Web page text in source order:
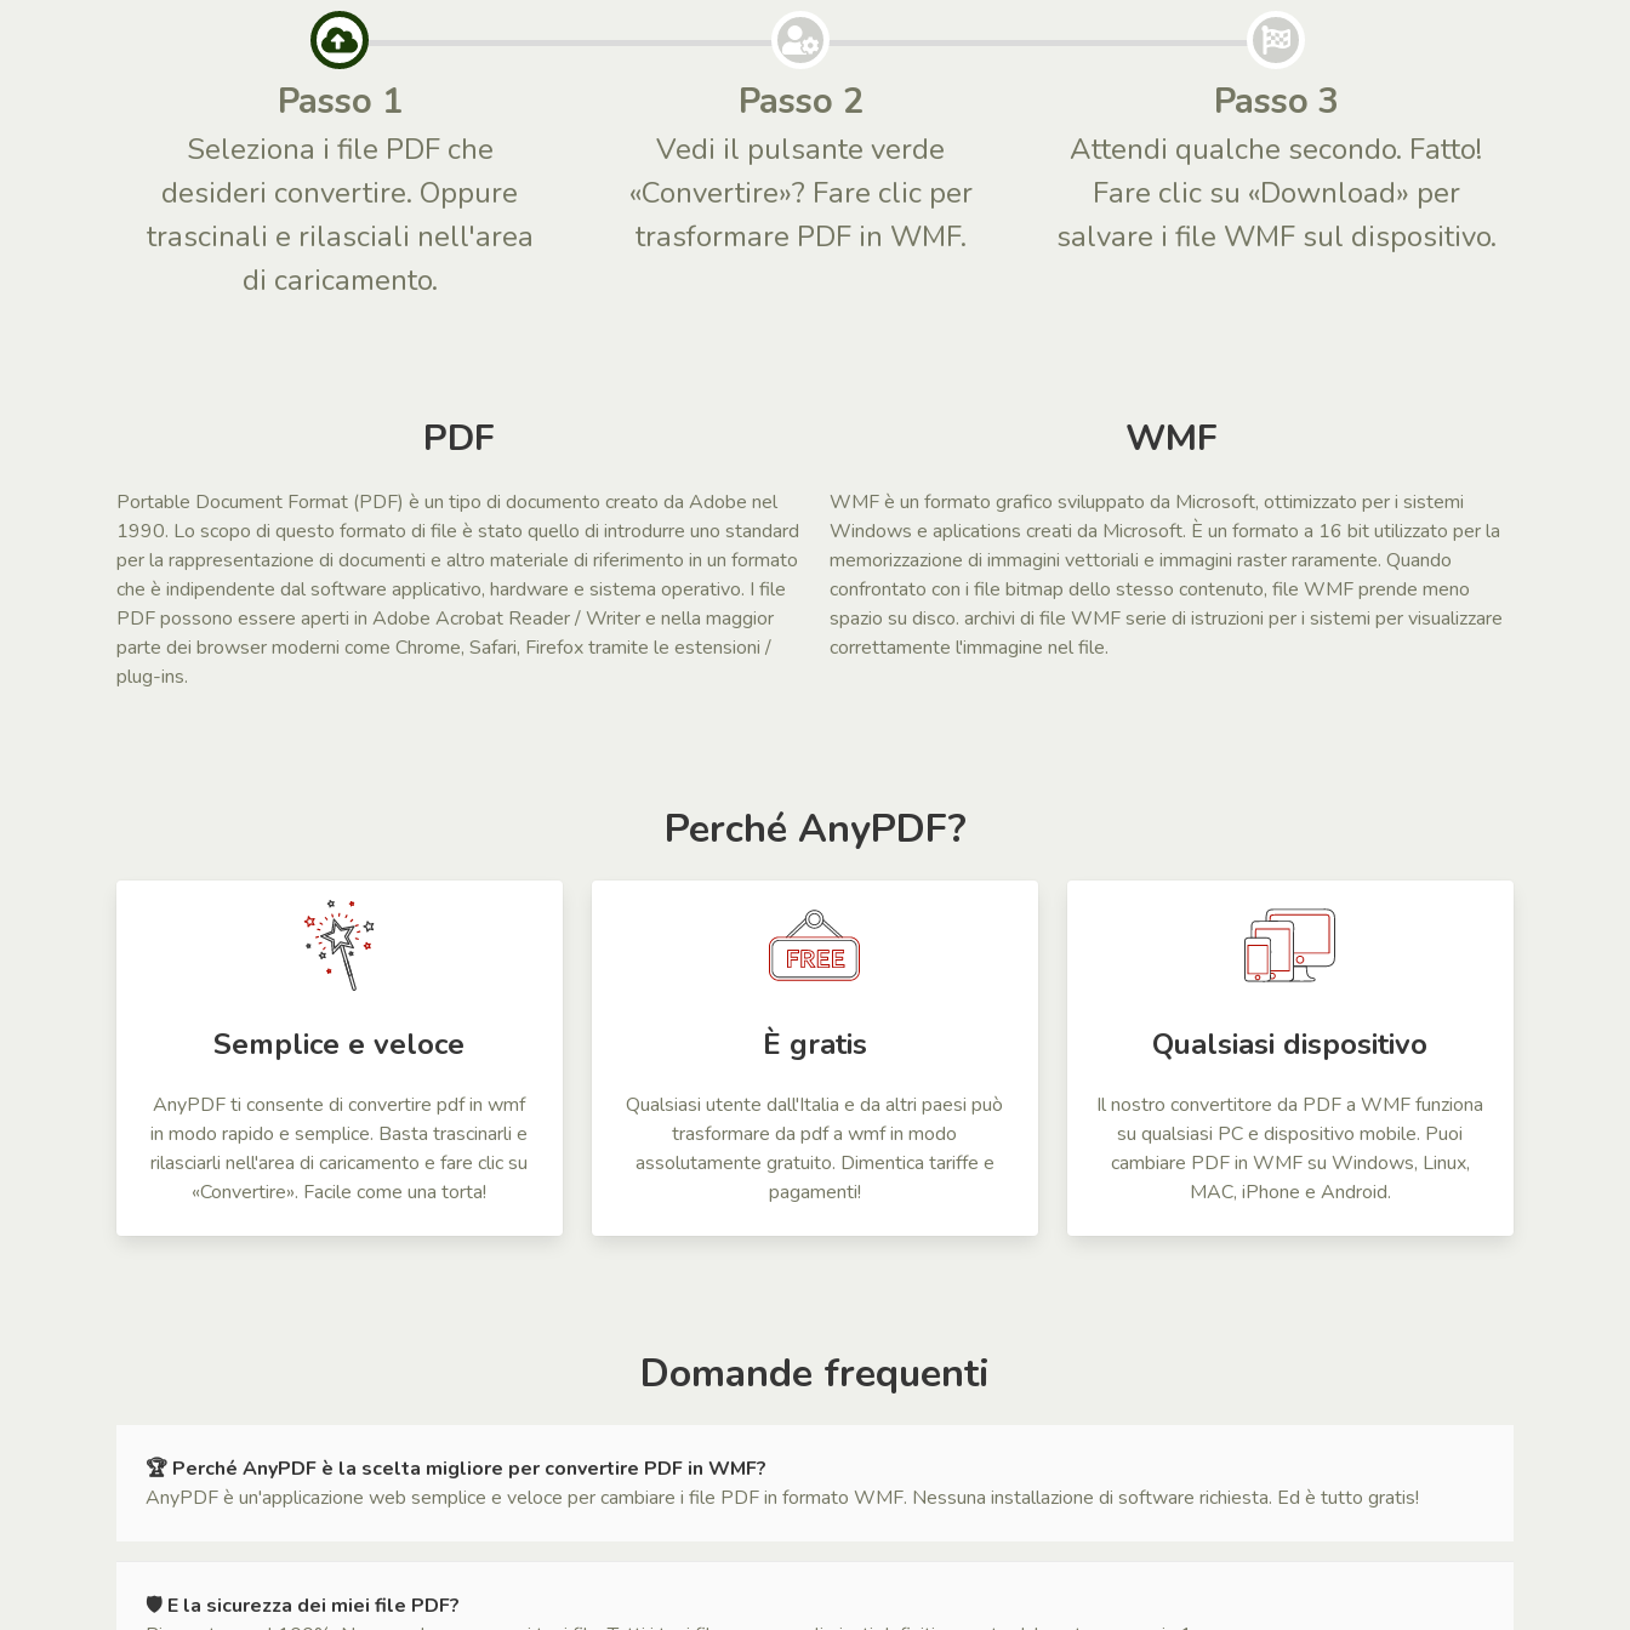
Passo 1
Seleziona i file PDF che
desideri convertire. Oppure
trascinali e rilasciali nell'area
di caricamento.
Passo 2
Vedi il pulsante verde
«Convertire»? Fare clic per
trasformare PDF in WMF.
Passo 3
Attendi qualche secondo. Fatto!
Fare clic su «Download» per
salvare i file WMF sul dispositivo.
PDF
Portable Document Format (PDF) è un tipo di documento creato da Adobe nel
1990. Lo scopo di questo formato di file è stato quello di introdurre uno standard
per la rappresentazione di documenti e altro materiale di riferimento in un formato
che è indipendente dal software applicativo, hardware e sistema operativo. I file
PDF possono essere aperti in Adobe Acrobat Reader / Writer e nella maggior
parte dei browser moderni come Chrome, Safari, Firefox tramite le estensioni /
plug-ins.
WMF
WMF è un formato grafico sviluppato da Microsoft, ottimizzato per i sistemi
Windows e aplications creati da Microsoft. È un formato a 16 bit utilizzato per la
memorizzazione di immagini vettoriali e immagini raster raramente. Quando
confrontato con i file bitmap dello stesso contenuto, file WMF prende meno
spazio su disco. archivi di file WMF serie di istruzioni per i sistemi per visualizzare
correttamente l'immagine nel file.
Perché AnyPDF?
Semplice e veloce
AnyPDF ti consente di convertire pdf in wmf
in modo rapido e semplice. Basta trascinarli e
rilasciarli nell'area di caricamento e fare clic su
«Convertire». Facile come una torta!
È gratis
Qualsiasi utente dall'Italia e da altri paesi può
trasformare da pdf a wmf in modo
assolutamente gratuito. Dimentica tariffe e
pagamenti!
Qualsiasi dispositivo
Il nostro convertitore da PDF a WMF funziona
su qualsiasi PC e dispositivo mobile. Puoi
cambiare PDF in WMF su Windows, Linux,
MAC, iPhone e Android.
Domande frequenti
🏆 Perché AnyPDF è la scelta migliore per convertire PDF in WMF?
AnyPDF è un'applicazione web semplice e veloce per cambiare i file PDF in formato WMF. Nessuna installazione di software richiesta. Ed è tutto gratis!
🛡 E la sicurezza dei miei file PDF?